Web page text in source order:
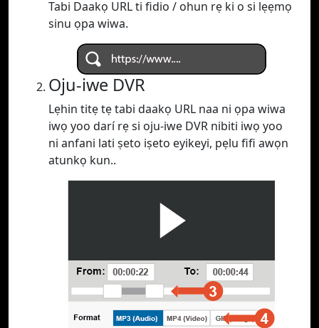
Tabi Daakọ URL ti fidio / ohun rẹ ki o si lẹẹmọ
sinu ọpa wiwa.
Oju-iwe DVR
Lẹhin titẹ tẹ tabi daakọ URL naa ni ọpa wiwa
iwọ yoo darí rẹ si oju-iwe DVR nibiti iwọ yoo
ni anfani lati ṣeto iṣeto eyikeyi, pẹlu fifi awọn
atunkọ kun..